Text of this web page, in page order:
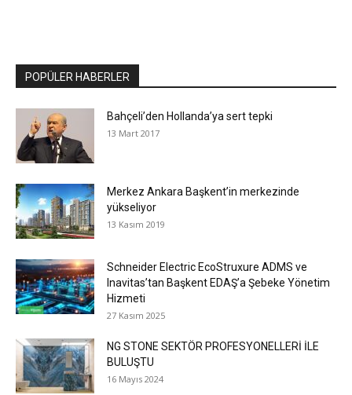
POPÜLER HABERLER
Bahçeli’den Hollanda’ya sert tepki
13 Mart 2017
Merkez Ankara Başkent’in merkezinde
yükseliyor
13 Kasım 2019
Schneider Electric EcoStruxure ADMS ve
Inavitas’tan Başkent EDAŞ’a Şebeke Yönetim
Hizmeti
27 Kasım 2025
NG STONE SEKTÖR PROFESYONELLERİ İLE
BULUŞTU
16 Mayıs 2024